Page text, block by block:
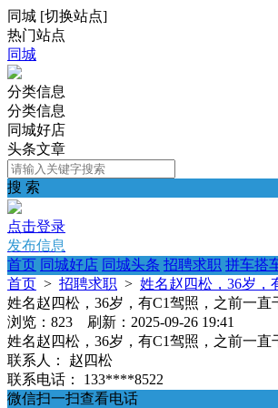
同城 [切换站点]
热门站点
同城
分类信息
分类信息
同城好店
头条文章
搜 索
点击登录
发布信息
首页 同城好店 同城头条 招聘求职 拼车搭
首页 > 招聘求职 > 姓名赵四松，36岁，
姓名赵四松，36岁，有C1驾照，之前一直
浏览：823 刷新：2025-09-26 19:41
姓名赵四松，36岁，有C1驾照，之前一
联系人：
赵四松
联系电话：
133****8522
微信扫一扫查看电话